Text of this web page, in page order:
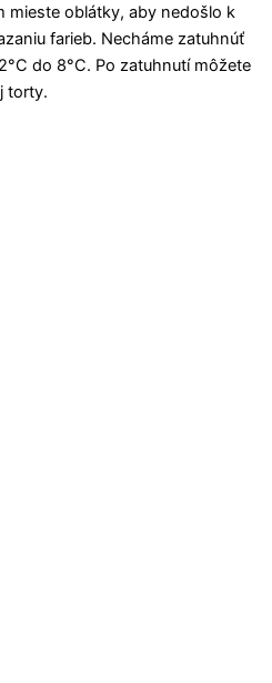
mieste oblátky, aby nedošlo k
farieb. Necháme zatuhnúť
do 8°C. Po zatuhnutí môžete
torty.